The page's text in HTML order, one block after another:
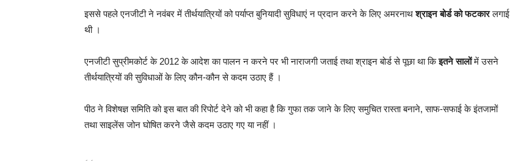
इससे पहले एनजीटी ने नवंबर में तीर्थयात्रियों को पर्याप्त बुनियादी सुविधाएं न प्रदान करने के लिए अमरनाथश्राइन बोर्ड को फटकारलगाई
थी ।
एनजीटी सुप्रीमकोर्ट के 2012 के आदेश का पालन न करने पर भी नाराजगी जताई तथा श्राइन बोर्ड से पूछा था किइतने सालोंमें उसने
तीर्थयात्रियों की सुविधाओं के लिए कौन-कौन से कदम उठाए हैं ।
पीठ ने विशेषज्ञ समिति को इस बात की रिपोर्ट देने को भी कहा है कि गुफा तक जाने के लिए समुचित रास्ता बनाने, साफ-सफाई के इंतजामों
तथा साइलेंस जोन घोषित करने जैसे कदम उठाए गए या नहीं ।